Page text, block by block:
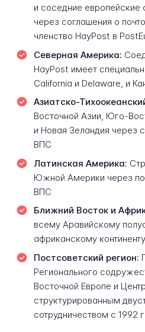
и соседние европейские
через соглашения о
членство HayPost в
Северная Америка:
HayPost имеет
California и Delaware, и
Азиатско-
Восточной Азии, Юго-
и Новая Зеландия через
ВПС
Латинская Америка:
Южной Америки через
ВПС
Ближний Восток и
всему Аравийскому
африканскому континенту
Постсоветский регион:
Регионального
Восточной Европе и
структурированным
сотрудничеством с 1992